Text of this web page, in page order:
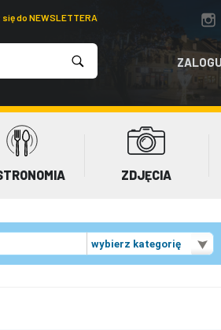
do NEWSLETTERA
ZDJĘCIA
wybierz kategorię